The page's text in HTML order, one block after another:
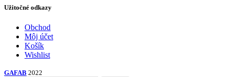
Užitočné odkazy
Obchod
Môj účet
Košík
Wishlist
GAFAB 2022